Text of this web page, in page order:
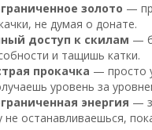
золото —
не думая о донате.
доступ к скилам —
и тащишь катки.
прокачка — просто
уровень за
энергия —
не останавливаешься,